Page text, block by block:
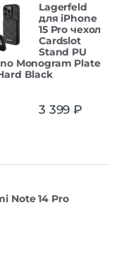
Lagerfeld
для iPhone
15 Pro чехол
Cardslot
Stand PU
Monogram Plate
Black
3 399 ₽
Note 14 Pro